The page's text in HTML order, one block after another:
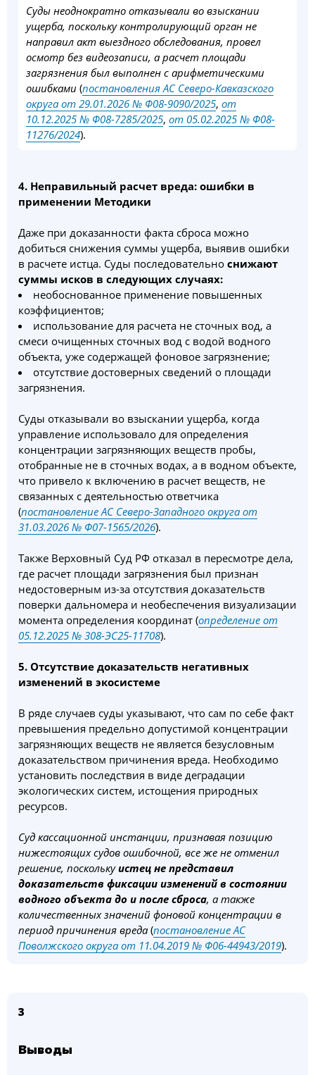
Суды неоднократно отказывали во взыскании
ущерба, поскольку контролирующий орган не
направил акт выездного обследования, провел
осмотр без видеозаписи, а расчет площади
загрязнения был выполнен с арифметическими
ошибками (постановления АС Северо-Кавказского
округа от 29.01.2026 № Ф08-9090/2025, от
10.12.2025 № Ф08-7285/2025, от 05.02.2025 № Ф08-
11276/2024).
4. Неправильный расчет вреда: ошибки в
применении Методики
Даже при доказанности факта сброса можно
добиться снижения суммы ущерба, выявив ошибки
в расчете истца. Суды последовательно снижают
суммы исков в следующих случаях:
необоснованное применение повышенных
коэффициентов;
использование для расчета не сточных вод, а
смеси очищенных сточных вод с водой водного
объекта, уже содержащей фоновое загрязнение;
отсутствие достоверных сведений о площади
загрязнения.
Суды отказывали во взыскании ущерба, когда
управление использовало для определения
концентрации загрязняющих веществ пробы,
отобранные не в сточных водах, а в водном объекте,
что привело к включению в расчет веществ, не
связанных с деятельностью ответчика
(постановление АС Северо-Западного округа от
31.03.2026 № Ф07-1565/2026).
Также Верховный Суд РФ отказал в пересмотре дела,
где расчет площади загрязнения был признан
недостоверным из-за отсутствия доказательств
поверки дальномера и необеспечения визуализации
момента определения координат (определение от
05.12.2025 № 308-ЭС25-11708).
5. Отсутствие доказательств негативных
изменений в экосистеме
В ряде случаев суды указывают, что сам по себе факт
превышения предельно допустимой концентрации
загрязняющих веществ не является безусловным
доказательством причинения вреда. Необходимо
установить последствия в виде деградации
экологических систем, истощения природных
ресурсов.
Суд кассационной инстанции, признавая позицию
нижестоящих судов ошибочной, все же не отменил
решение, посколькуистец не представил
доказательств фиксации изменений в состоянии
водного объекта до и после сброса, а также
количественных значений фоновой концентрации в
период причинения вреда(постановление АС
Поволжского округа от 11.04.2019 № Ф06-44943/2019).
3
Выводы